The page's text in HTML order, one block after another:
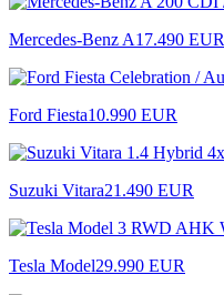
Mercedes-Benz A17.490 EUR
Ford Fiesta10.990 EUR
Suzuki Vitara21.490 EUR
Tesla Model29.990 EUR